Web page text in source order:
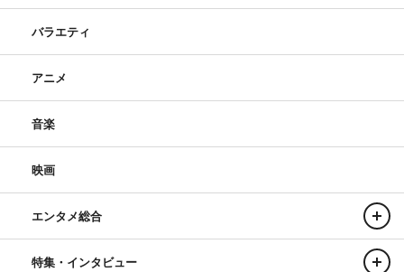
バラエティ
アニメ
音楽
映画
エンタメ総合
特集・インタビュー